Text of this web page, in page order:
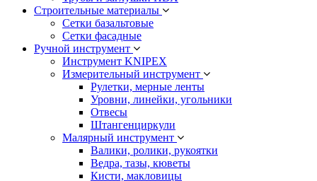
Строительные материалы
Сетки базальтовые
Сетки фасадные
Ручной инструмент
Инструмент KNIPEX
Измерительный инструмент
Рулетки, мерные ленты
Уровни, линейки, угольники
Отвесы
Штангенциркули
Малярный инструмент
Валики, ролики, рукоятки
Ведра, тазы, кюветы
Кисти, макловицы